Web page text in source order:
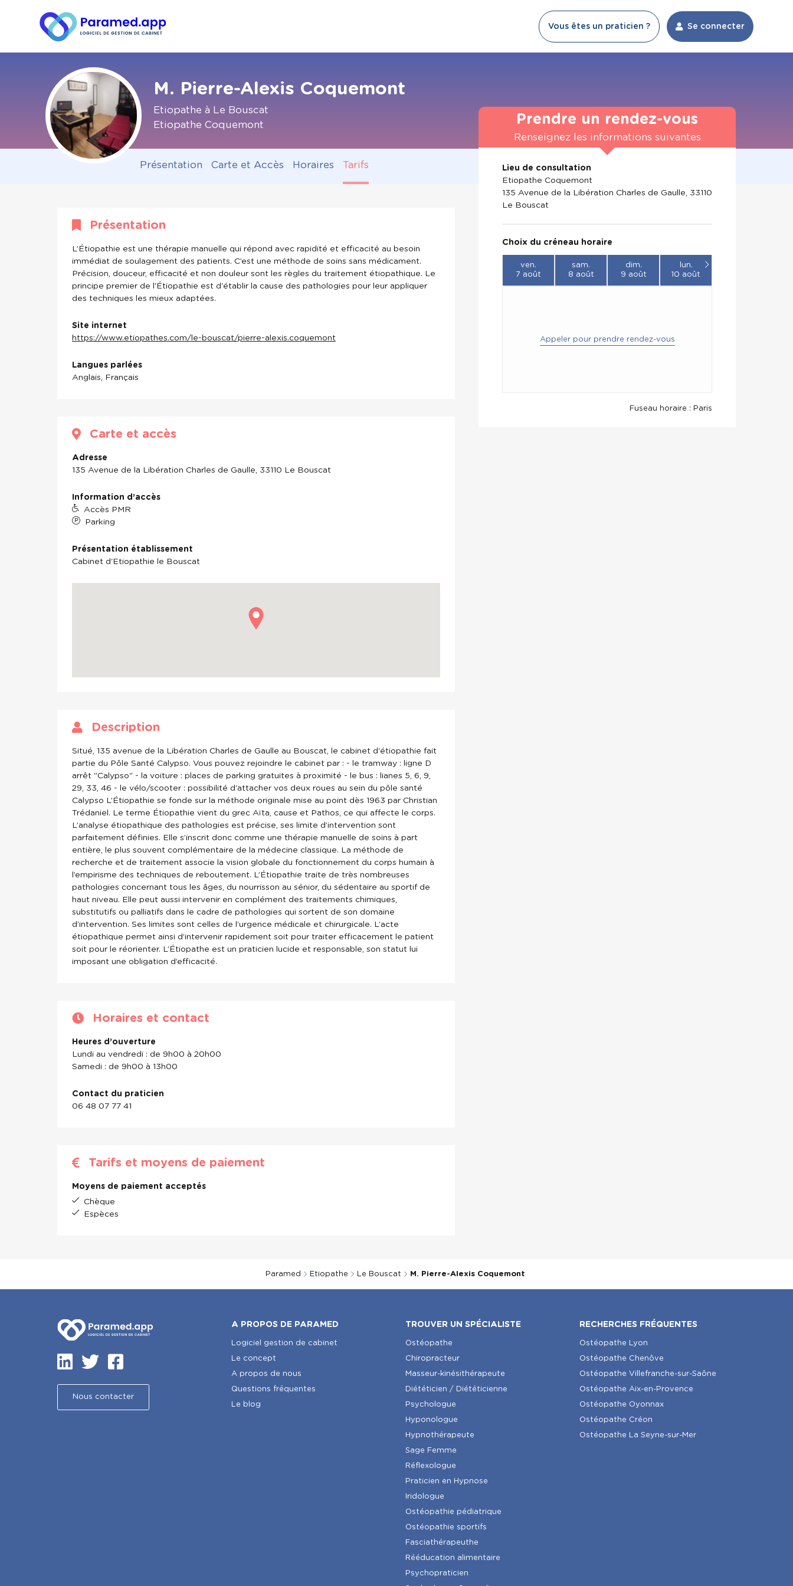
Vous êtes un praticien ? Se connecter
M. Pierre-Alexis Coquemont
Etiopathe à Le Bouscat
Etiopathe Coquemont
Présentation Carte et Accès Horaires Tarifs
Présentation
L’Étiopathie est une thérapie manuelle qui répond avec rapidité et efficacité au besoin
immédiat de soulagement des patients. C’est une méthode de soins sans médicament.
Précision, douceur, efficacité et non douleur sont les règles du traitement étiopathique. Le
principe premier de l'Étiopathie est d'établir la cause des pathologies pour leur appliquer
des techniques les mieux adaptées.
Site internet
https://www.etiopathes.com/le-bouscat/pierre-alexis.coquemont
Langues parlées
Anglais, Français
Carte et accès
Adresse
135 Avenue de la Libération Charles de Gaulle, 33110 Le Bouscat
Information d’accès
Accès PMR
Parking
Présentation établissement
Cabinet d'Etiopathie le Bouscat
Description
Situé, 135 avenue de la Libération Charles de Gaulle au Bouscat, le cabinet d'étiopathie fait
partie du Pôle Santé Calypso. Vous pouvez rejoindre le cabinet par : - le tramway : ligne D
arrêt "Calypso" - la voiture : places de parking gratuites à proximité - le bus : lianes 5, 6, 9,
29, 33, 46 - le vélo/scooter : possibilité d'attacher vos deux roues au sein du pôle santé
Calypso L’Étiopathie se fonde sur la méthode originale mise au point dès 1963 par Christian
Trédaniel. Le terme Étiopathie vient du grec Aïta, cause et Pathos, ce qui affecte le corps.
L’analyse étiopathique des pathologies est précise, ses limite d’intervention sont
parfaitement définies. Elle s’inscrit donc comme une thérapie manuelle de soins à part
entière, le plus souvent complémentaire de la médecine classique. La méthode de
recherche et de traitement associe la vision globale du fonctionnement du corps humain à
l’empirisme des techniques de reboutement. L’Étiopathie traite de très nombreuses
pathologies concernant tous les âges, du nourrisson au sénior, du sédentaire au sportif de
haut niveau. Elle peut aussi intervenir en complément des traitements chimiques,
substitutifs ou palliatifs dans le cadre de pathologies qui sortent de son domaine
d’intervention. Ses limites sont celles de l’urgence médicale et chirurgicale. L’acte
étiopathique permet ainsi d’intervenir rapidement soit pour traiter efficacement le patient
soit pour le réorienter. L’Étiopathe est un praticien lucide et responsable, son statut lui
imposant une obligation d’efficacité.
Horaires et contact
Heures d’ouverture
Lundi au vendredi : de 9h00 à 20h00
Samedi : de 9h00 à 13h00
Contact du praticien
06 48 07 77 41
Tarifs et moyens de paiement
Moyens de paiement acceptés
Chèque
Espèces
Prendre un rendez-vous
Renseignez les informations suivantes
Lieu de consultation
Etiopathe Coquemont
135 Avenue de la Libération Charles de Gaulle, 33110
Le Bouscat
Choix du créneau horaire
ven.
7 août
sam.
8 août
dim.
9 août
lun.
10 août
Appeler pour prendre rendez-vous
Fuseau horaire : Paris
Paramed Etiopathe Le Bouscat M. Pierre-Alexis Coquemont
Nous contacter
A PROPOS DE PARAMED
Logiciel gestion de cabinet
Le concept
A propos de nous
Questions fréquentes
Le blog
TROUVER UN SPÉCIALISTE
Ostéopathe
Chiropracteur
Masseur-kinésithérapeute
Diététicien / Diététicienne
Psychologue
Hyponologue
Hypnothérapeute
Sage Femme
Réflexologue
Praticien en Hypnose
Iridologue
Ostéopathie pédiatrique
Ostéopathie sportifs
Fasciathérapeuthe
Rééducation alimentaire
Psychopraticien
RECHERCHES FRÉQUENTES
Ostéopathe Lyon
Ostéopathe Chenôve
Ostéopathe Villefranche-sur-Saône
Ostéopathe Aix-en-Provence
Ostéopathe Oyonnax
Ostéopathe Créon
Ostéopathe La Seyne-sur-Mer